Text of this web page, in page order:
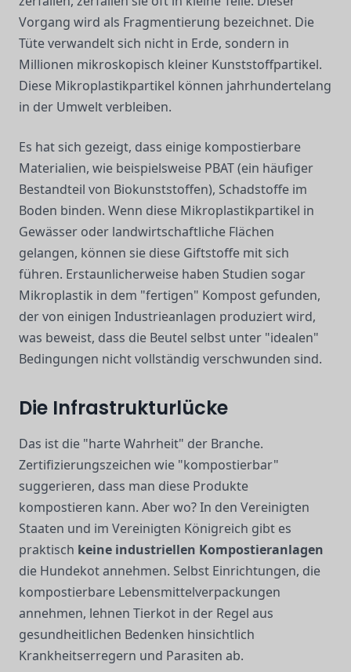
Vorgang wird als Fragmentierung bezeichnet. Die
Tüte verwandelt sich nicht in Erde, sondern in
Millionen mikroskopisch kleiner Kunststoffpartikel.
Diese Mikroplastikpartikel können jahrhundertelang
in der Umwelt verbleiben.
Es hat sich gezeigt, dass einige kompostierbare
Materialien, wie beispielsweise PBAT (ein häufiger
Bestandteil von Biokunststoffen), Schadstoffe im
Boden binden. Wenn diese Mikroplastikpartikel in
Gewässer oder landwirtschaftliche Flächen
gelangen, können sie diese Giftstoffe mit sich
führen. Erstaunlicherweise haben Studien sogar
Mikroplastik in dem "fertigen" Kompost gefunden,
der von einigen Industrieanlagen produziert wird,
was beweist, dass die Beutel selbst unter "idealen"
Bedingungen nicht vollständig verschwunden sind.
Die Infrastrukturlücke
Das ist die "harte Wahrheit" der Branche.
Zertifizierungszeichen wie "kompostierbar"
suggerieren, dass man diese Produkte
kompostieren kann. Aber wo? In den Vereinigten
Staaten und im Vereinigten Königreich gibt es
praktisch keine industriellen Kompostieranlagen
die Hundekot annehmen. Selbst Einrichtungen, die
kompostierbare Lebensmittelverpackungen
annehmen, lehnen Tierkot in der Regel aus
gesundheitlichen Bedenken hinsichtlich
Krankheitserregern und Parasiten ab.